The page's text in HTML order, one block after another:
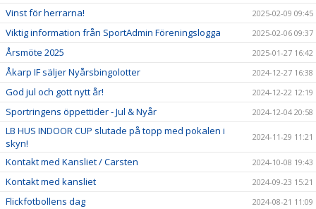
Vinst för herrarna! 2025-02-09 09:45
Viktig information från SportAdmin Föreningslogga 2025-02-06 09:37
Årsmöte 2025 2025-01-27 16:42
Åkarp IF säljer Nyårsbingolotter 2024-12-27 16:38
God jul och gott nytt år! 2024-12-22 12:19
Sportringens öppettider - Jul & Nyår 2024-12-04 20:58
LB HUS INDOOR CUP slutade på topp med pokalen i
skyn!
2024-11-29 11:21
Kontakt med Kansliet / Carsten 2024-10-08 19:43
Kontakt med kansliet 2024-09-23 15:21
Flickfotbollens dag 2024-08-21 11:09